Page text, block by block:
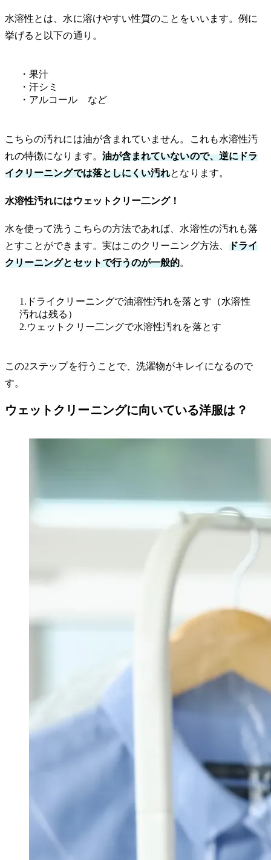
水溶性とは、水に溶けやすい性質のことをいいます。例に
挙げると以下の通り。
・果汁
・汗シミ
・アルコール など
こちらの汚れには油が含まれていません。これも水溶性汚
れの特徴になります。 油が含まれていないので、逆にドラ
イクリーニングでは落としにくい汚れとなります。
水溶性汚れにはウェットクリー二ング！
水を使って洗うこちらの方法であれば、水溶性の汚れも落
とすことができます。実はこのクリーニング方法、 ドライ
クリーニングとセットで行うのが一般的。
1.ドライクリーニングで油溶性汚れを落とす（水溶性
汚れは残る）
2.ウェットクリー二ングで水溶性汚れを落とす
この2ステップを行うことで、洗濯物がキレイになるので
す。
ウェットクリーニングに向いている洋服は？